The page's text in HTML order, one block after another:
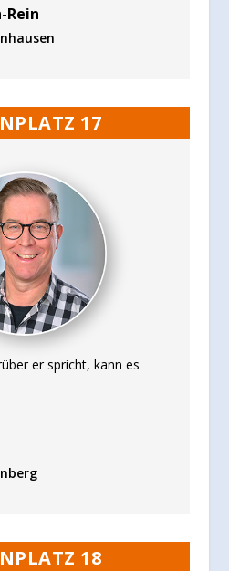
Rein
17
er spricht, kann es
18